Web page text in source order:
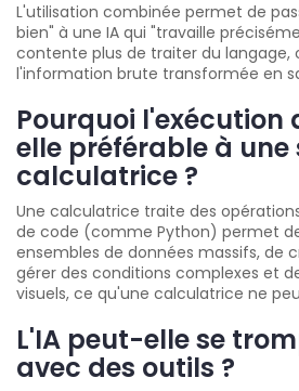
L'utilisation combinée permet de
bien" à une IA qui "travaille
contente plus de traiter du langage,
l'information brute transformée en
Pourquoi l'exécution
elle préférable à une
calculatrice ?
Une calculatrice traite des
de code (comme Python) permet
ensembles de données massifs, de
gérer des conditions complexes et
visuels, ce qu'une calculatrice ne
L'IA peut-elle se
avec des outils ?